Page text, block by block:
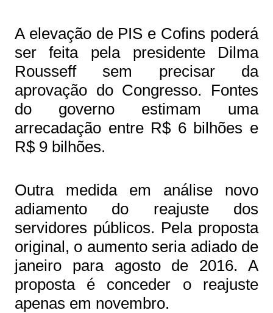
A elevação de PIS e Cofins poderá
ser feita pela presidente Dilma
Rousseff sem precisar da
aprovação do Congresso. Fontes
do governo estimam uma
arrecadação entre R$ 6 bilhões e
R$ 9 bilhões.
Outra medida em análise novo
adiamento do reajuste dos
servidores públicos. Pela proposta
original, o aumento seria adiado de
janeiro para agosto de 2016. A
proposta é conceder o reajuste
apenas em novembro.